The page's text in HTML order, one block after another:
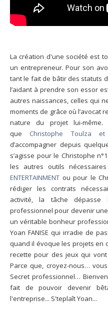
La création d'une société est
un entrepreneur. Pour son
tant le fait de bâtir des statuts
l’aidant à prendre son essor
autres naissances, celles qui
moments de grâce où l’avocat
nature du projet lui-
que Christophe Toulza et
d’accompagner depuis
s’agisse pour le Christophe
les autres outils
ENTERTAINMENT ou pour le
rédiger les contrats
activité, la tâche dépasse
professionnel pour devenir
un véritable bonheur
Yoan FANISE qui irradie de
quand il évoque les projets en
recette pour des jeux qui
Parce que, croyez-nous…
Secret professionnel…
fait de pouvoir devenir
l'entreprise... S'teplaît Yoan...